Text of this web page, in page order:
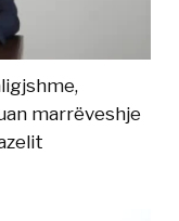
marrëveshje